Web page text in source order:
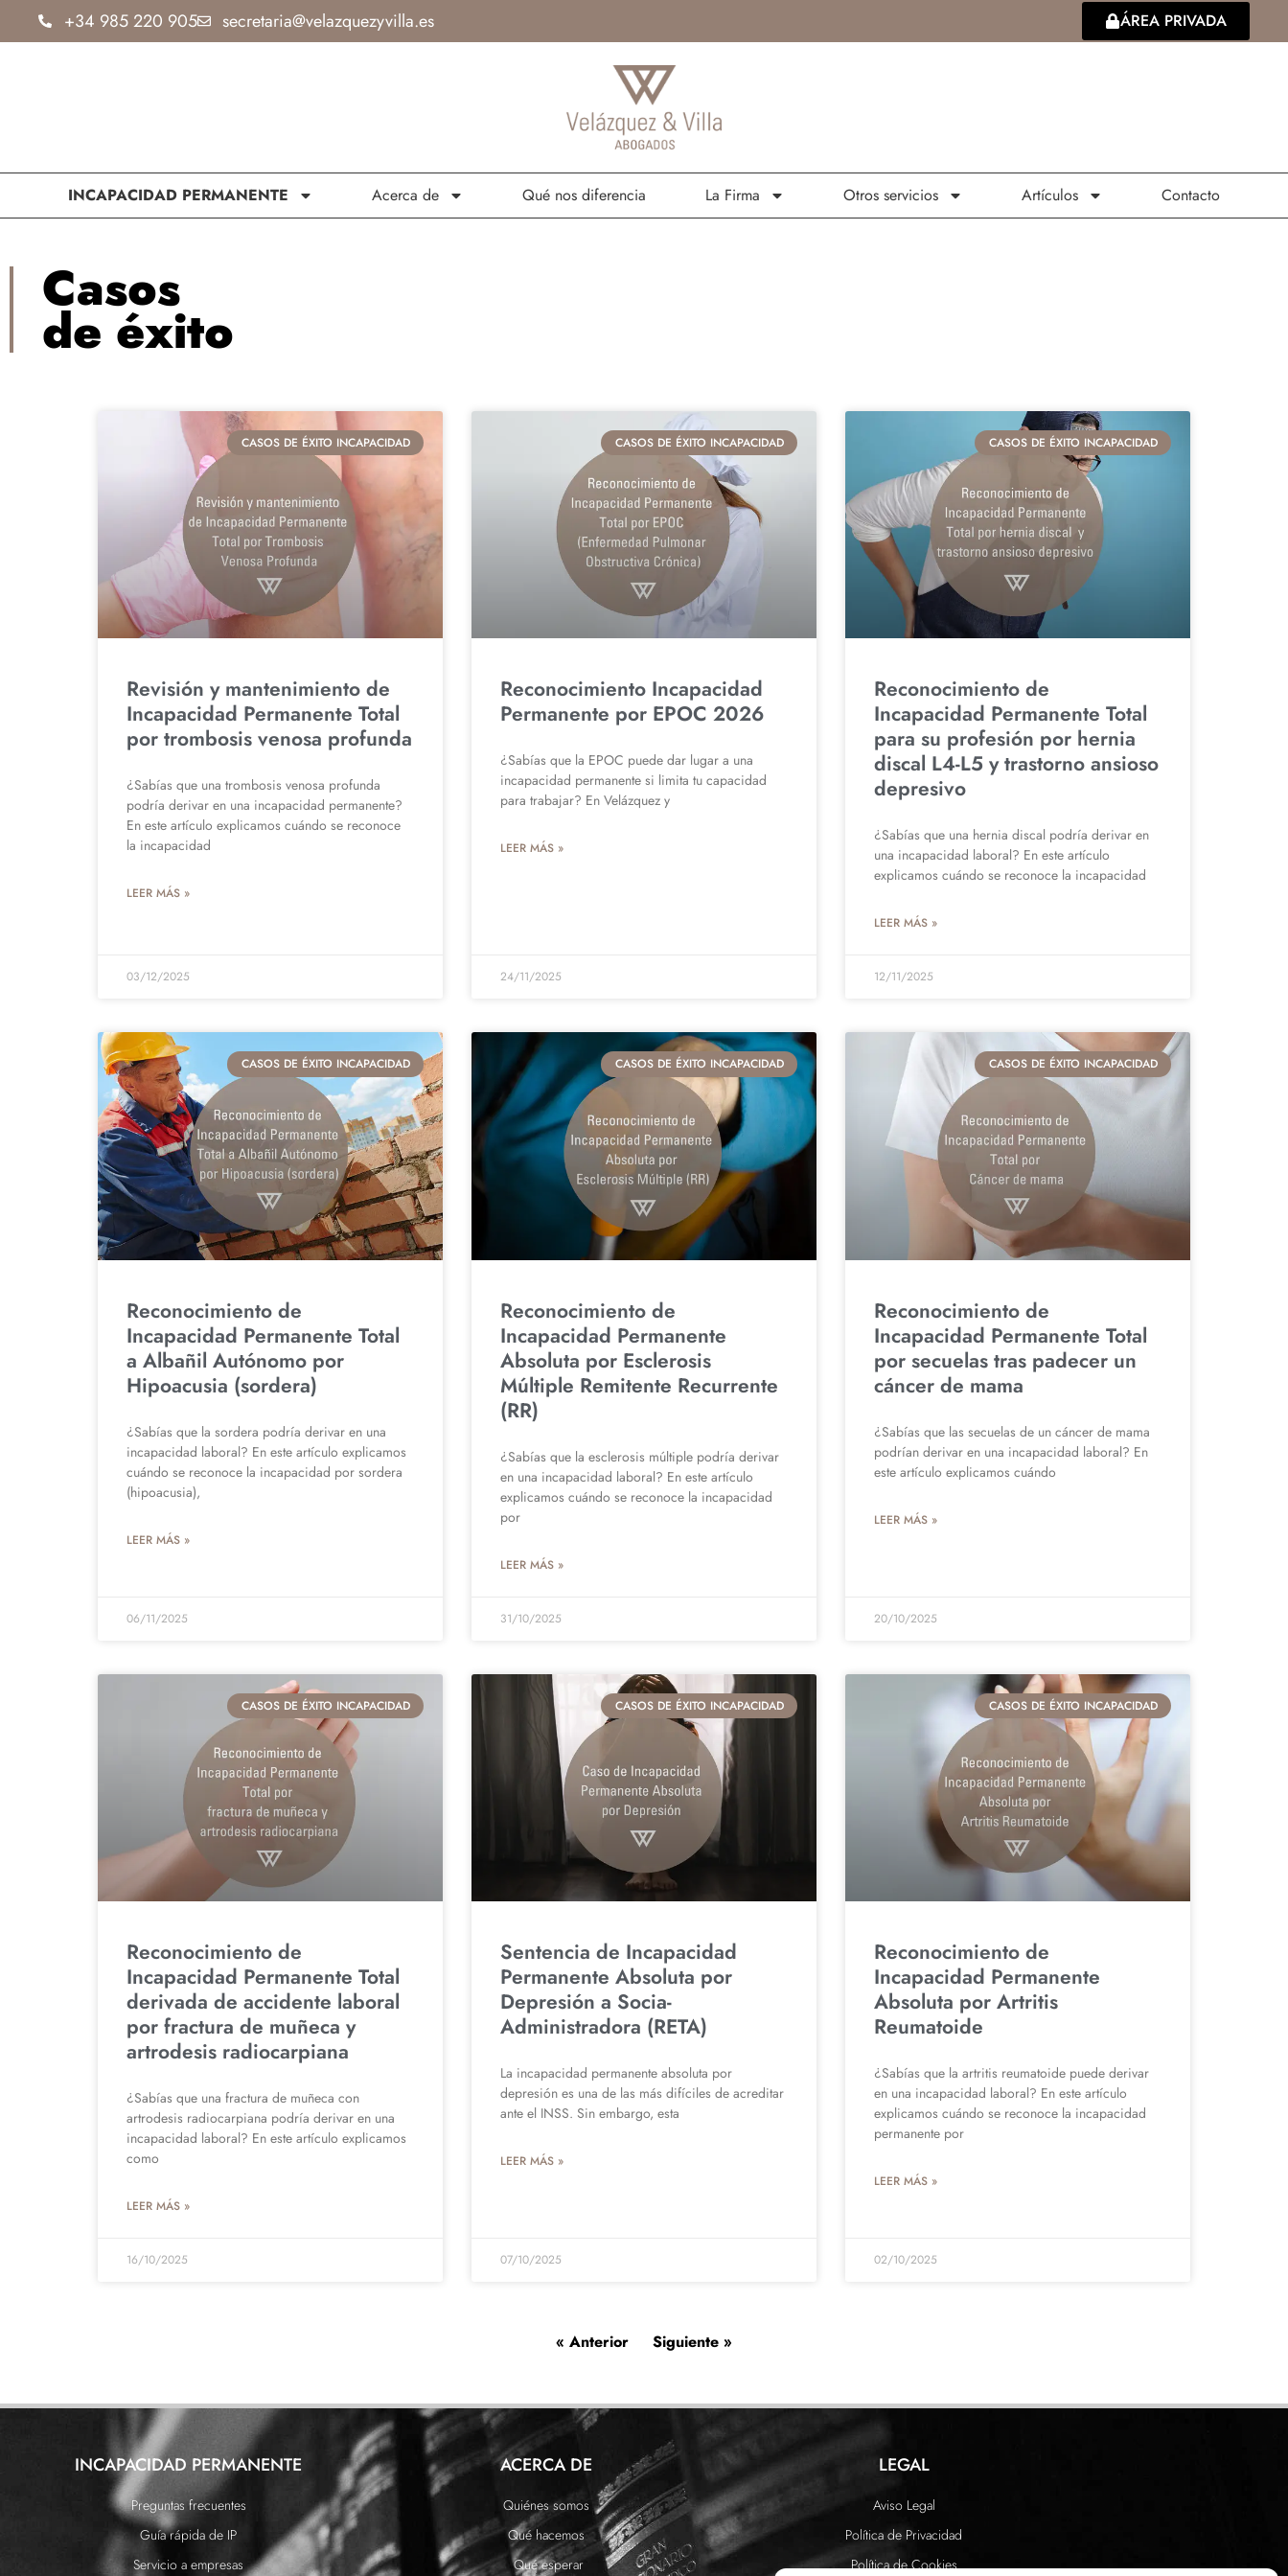
+34 985 220 905 secretaria@velazquezyvilla.es ÁREA PRIVADA
INCAPACIDAD PERMANENTE Acerca de Qué nos diferencia La Firma Otros servicios Artículos Contacto
Casos
de éxito
CASOS DE ÉXITO INCAPACIDAD
Revisión y mantenimiento de
Incapacidad Permanente Total
por trombosis venosa profunda
¿Sabías que una trombosis venosa profunda
podría derivar en una incapacidad permanente?
En este artículo explicamos cuándo se reconoce
la incapacidad
LEER MÁS »
03/12/2025
CASOS DE ÉXITO INCAPACIDAD
Reconocimiento Incapacidad
Permanente por EPOC 2026
¿Sabías que la EPOC puede dar lugar a una
incapacidad permanente si limita tu capacidad
para trabajar? En Velázquez y
LEER MÁS »
24/11/2025
CASOS DE ÉXITO INCAPACIDAD
Reconocimiento de
Incapacidad Permanente Total
para su profesión por hernia
discal L4-L5 y trastorno ansioso
depresivo
¿Sabías que una hernia discal podría derivar en
una incapacidad laboral? En este artículo
explicamos cuándo se reconoce la incapacidad
LEER MÁS »
12/11/2025
CASOS DE ÉXITO INCAPACIDAD
Reconocimiento de
Incapacidad Permanente Total
a Albañil Autónomo por
Hipoacusia (sordera)
¿Sabías que la sordera podría derivar en una
incapacidad laboral? En este artículo explicamos
cuándo se reconoce la incapacidad por sordera
(hipoacusia),
LEER MÁS »
06/11/2025
CASOS DE ÉXITO INCAPACIDAD
Reconocimiento de
Incapacidad Permanente
Absoluta por Esclerosis
Múltiple Remitente Recurrente
(RR)
¿Sabías que la esclerosis múltiple podría derivar
en una incapacidad laboral? En este artículo
explicamos cuándo se reconoce la incapacidad
por
LEER MÁS »
31/10/2025
CASOS DE ÉXITO INCAPACIDAD
Reconocimiento de
Incapacidad Permanente Total
por secuelas tras padecer un
cáncer de mama
¿Sabías que las secuelas de un cáncer de mama
podrían derivar en una incapacidad laboral? En
este artículo explicamos cuándo
LEER MÁS »
20/10/2025
CASOS DE ÉXITO INCAPACIDAD
Reconocimiento de
Incapacidad Permanente Total
derivada de accidente laboral
por fractura de muñeca y
artrodesis radiocarpiana
¿Sabías que una fractura de muñeca con
artrodesis radiocarpiana podría derivar en una
incapacidad laboral? En este artículo explicamos
como
LEER MÁS »
16/10/2025
CASOS DE ÉXITO INCAPACIDAD
Sentencia de Incapacidad
Permanente Absoluta por
Depresión a Socia-
Administradora (RETA)
La incapacidad permanente absoluta por
depresión es una de las más difíciles de acreditar
ante el INSS. Sin embargo, esta
LEER MÁS »
07/10/2025
CASOS DE ÉXITO INCAPACIDAD
Reconocimiento de
Incapacidad Permanente
Absoluta por Artritis
Reumatoide
¿Sabías que la artritis reumatoide puede derivar
en una incapacidad laboral? En este artículo
explicamos cuándo se reconoce la incapacidad
permanente por
LEER MÁS »
02/10/2025
« Anterior Siguiente »
INCAPACIDAD PERMANENTE
Preguntas frecuentes
Guía rápida de IP
Servicio a empresas
ACERCA DE
Quiénes somos
Qué hacemos
Qué esperar
LEGAL
Aviso Legal
Política de Privacidad
Política de Cookies